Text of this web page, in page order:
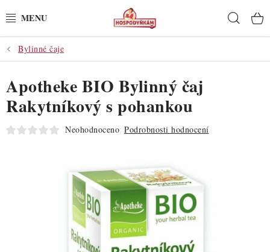
na
POTŘEBY
POMŮCKY
SUROVINY
Bylinné čaje
Apotheke BIO Bylinný čaj
Rakytníkový s pohankou
Neohodnoceno Podrobnosti hodnocení